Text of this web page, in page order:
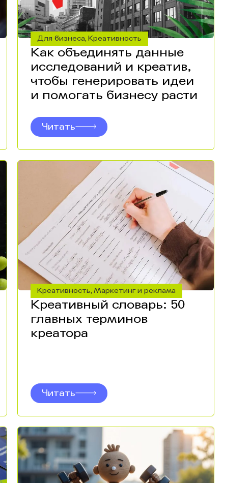
Для бизнеса, Креативность
Как объединять данные
исследований и креатив,
чтобы генерировать идеи
и помогать бизнесу расти
Читать
Креативность,Маркетинг и реклама
Креативный словарь: 50
главных терминов
креатора
Читать